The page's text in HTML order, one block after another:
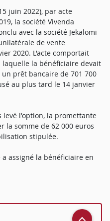
juin 2022), par acte
la société Vivenda
avec la société Jekalomi
de vente
2020. L'acte comportait
la bénéficiaire devait
prêt bancaire de 701 700
au plus tard le 14 janvier
levé l'option, la promettante
la somme de 62 000 euros
stipulée.
assigné la bénéficiaire en